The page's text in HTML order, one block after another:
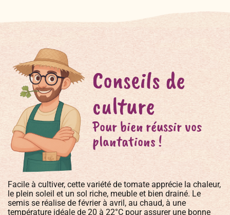
Conseils de
culture
Pour bien réussir vos
plantations !
Facile à cultiver, cette variété de tomate apprécie la chaleur,
le plein soleil et un sol riche, meuble et bien drainé. Le
semis se réalise de février à avril, au chaud, à une
température idéale de 20 à 22°C pour assurer une bonne